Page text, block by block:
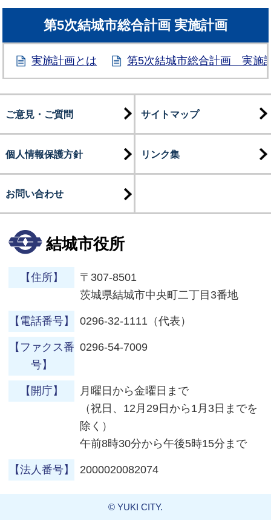
第5次結城市総合計画 実施計画
実施計画とは 第5次結城市総合計画 実施
ご意見・ご質問 サイトマップ
個人情報保護方針 リンク集
お問い合わせ
結城市役所
【住所】
〒307-8501
茨城県結城市中央町二丁目3番地
【電話番号】 0296-32-1111（代表）
【ファクス番
号】
0296-54-7009
【開庁】
月曜日から金曜日まで
（祝日、12月29日から1月3日までを
除く）
午前8時30分から午後5時15分まで
【法人番号】 2000020082074
© YUKI CITY.